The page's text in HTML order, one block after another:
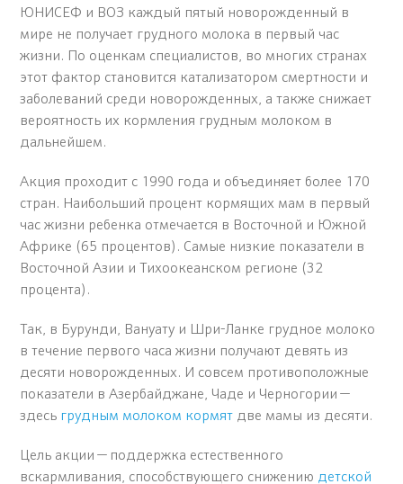
ЮНИСЕФ и ВОЗ каждый пятый новорожденный в
мире не получает грудного молока в первый час
жизни. По оценкам специалистов, во многих странах
этот фактор становится катализатором смертности и
заболеваний среди новорожденных, а также снижает
вероятность их кормления грудным молоком в
дальнейшем.
Акция проходит с 1990 года и объединяет более 170
стран. Наибольший процент кормящих мам в первый
час жизни ребенка отмечается в Восточной и Южной
Африке (65 процентов). Самые низкие показатели в
Восточной Азии и Тихоокеанском регионе (32
процента).
Так, в Бурунди, Вануату и Шри-Ланке грудное молоко
в течение первого часа жизни получают девять из
десяти новорожденных. И совсем противоположные
показатели в Азербайджане, Чаде и Черногории —
здесь грудным молоком кормят две мамы из десяти.
Цель акции — поддержка естественного
вскармливания, способствующего снижению детской